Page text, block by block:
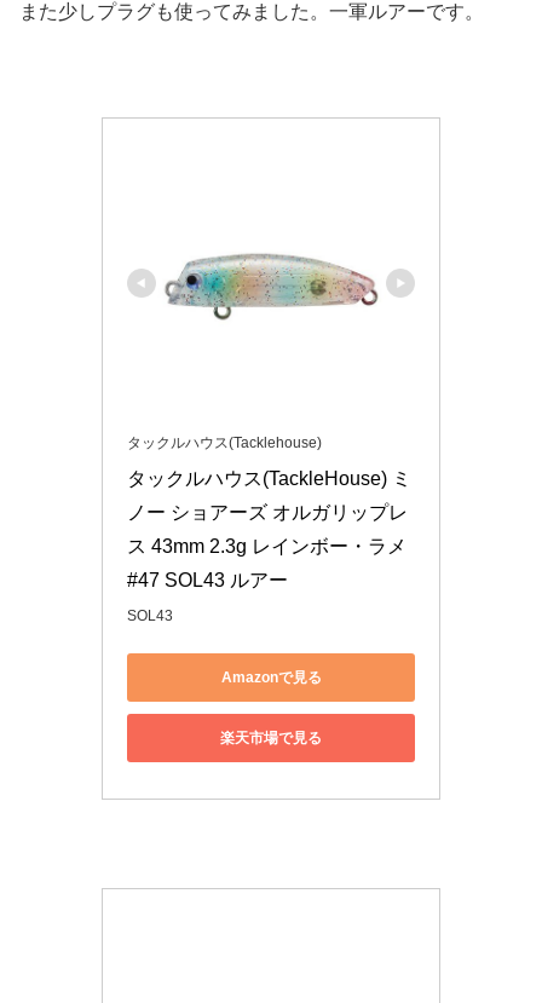
また少しプラグも使ってみました。一軍ルアーです。
タックルハウス(Tacklehouse)
タックルハウス(TackleHouse) ミ
ノー ショアーズ オルガリップレ
ス 43mm 2.3g レインボー・ラメ
#47 SOL43 ルアー
SOL43
Amazonで見る
楽天市場で見る